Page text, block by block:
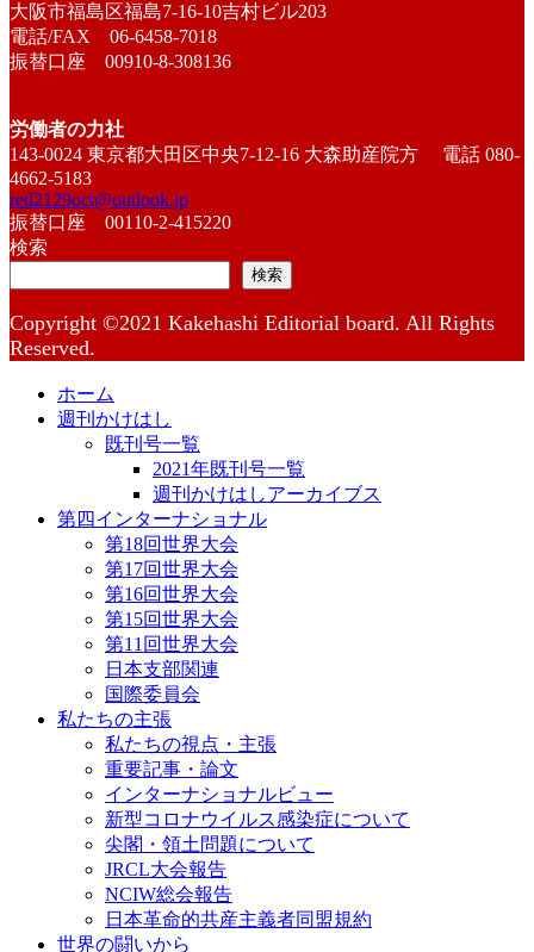
大阪市福島区福島7-16-10吉村ビル203
電話/FAX 06-6458-7018
振替口座 00910-8-308136
労働者の力社
143-0024 東京都大田区中央7-12-16 大森助産院方 電話 080-
4662-5183
red2129oct@outlook.jp
振替口座 00110-2-415220
検索
検索
Copyright ©2021 Kakehashi Editorial board. All Rights
Reserved.
ホーム
週刊かけはし
既刊号一覧
2021年既刊号一覧
週刊かけはしアーカイブス
第四インターナショナル
第18回世界大会
第17回世界大会
第16回世界大会
第15回世界大会
第11回世界大会
日本支部関連
国際委員会
私たちの主張
私たちの視点・主張
重要記事・論文
インターナショナルビュー
新型コロナウイルス感染症について
尖閣・領土問題について
JRCL大会報告
NCIW総会報告
日本革命的共産主義者同盟規約
世界の闘いから